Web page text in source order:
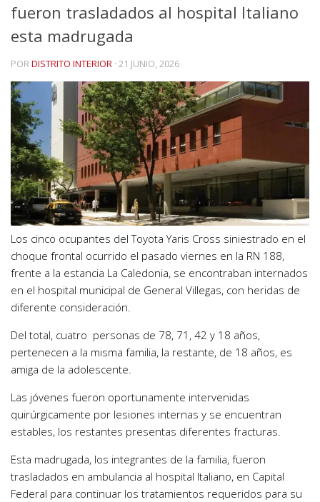
fueron trasladados al hospital Italiano
esta madrugada
PORDISTRITO INTERIOR · 21 JUNIO, 2026
Los cinco ocupantes del Toyota Yaris Cross siniestrado en el
choque frontal ocurrido el pasado viernes en la RN 188,
frente a la estancia La Caledonia, se encontraban internados
en el hospital municipal de General Villegas, con heridas de
diferente consideración.
Del total, cuatro personas de 78, 71, 42 y 18 años,
pertenecen a la misma familia, la restante, de 18 años, es
amiga de la adolescente.
Las jóvenes fueron oportunamente intervenidas
quirúrgicamente por lesiones internas y se encuentran
estables, los restantes presentas diferentes fracturas.
Esta madrugada, los integrantes de la familia, fueron
trasladados en ambulancia al hospital Italiano, en Capital
Federal para continuar los tratamientos requeridos para su